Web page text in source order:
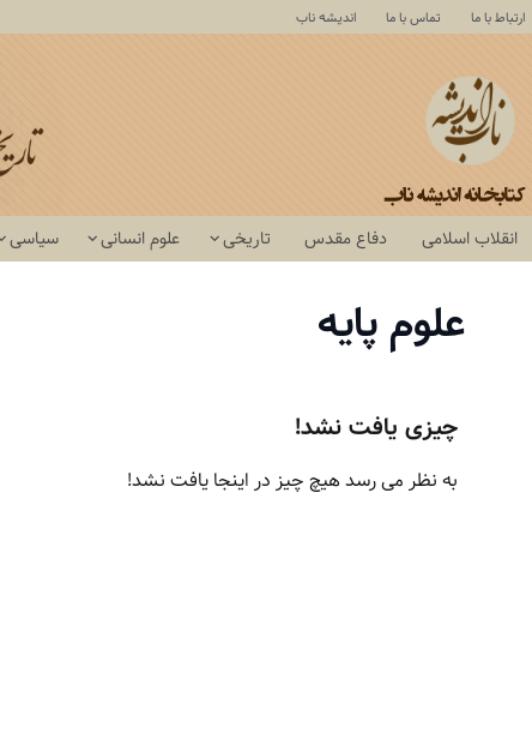
ارتباط با ما تماس با ما اندیشه ناب
انقلاب اسلامی دفاع مقدس تاریخی علوم انسانی سیاسی
علوم پایه
چیزی یافت نشد!
به نظر می رسد هیچ چیز در اینجا یافت نشد!